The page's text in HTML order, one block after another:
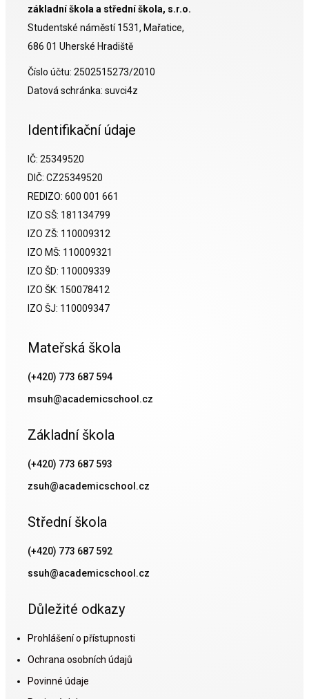
základní škola a střední škola, s.r.o.
Studentské náměstí 1531, Mařatice,
686 01 Uherské Hradiště
Číslo účtu: 2502515273/2010
Datová schránka: suvci4z
Identifikační údaje
IČ: 25349520
DIČ: CZ25349520
REDIZO: 600 001 661
IZO SŠ: 181134799
IZO ZŠ: 110009312
IZO MŠ: 110009321
IZO ŠD: 110009339
IZO ŠK: 150078412
IZO ŠJ: 110009347
Mateřská škola
(+420) 773 687 594
msuh@academicschool.cz
Základní škola
(+420) 773 687 593
zsuh@academicschool.cz
Střední škola
(+420) 773 687 592
ssuh@academicschool.cz
Důležité odkazy
Prohlášení o přístupnosti
Ochrana osobních údajů
Povinné údaje